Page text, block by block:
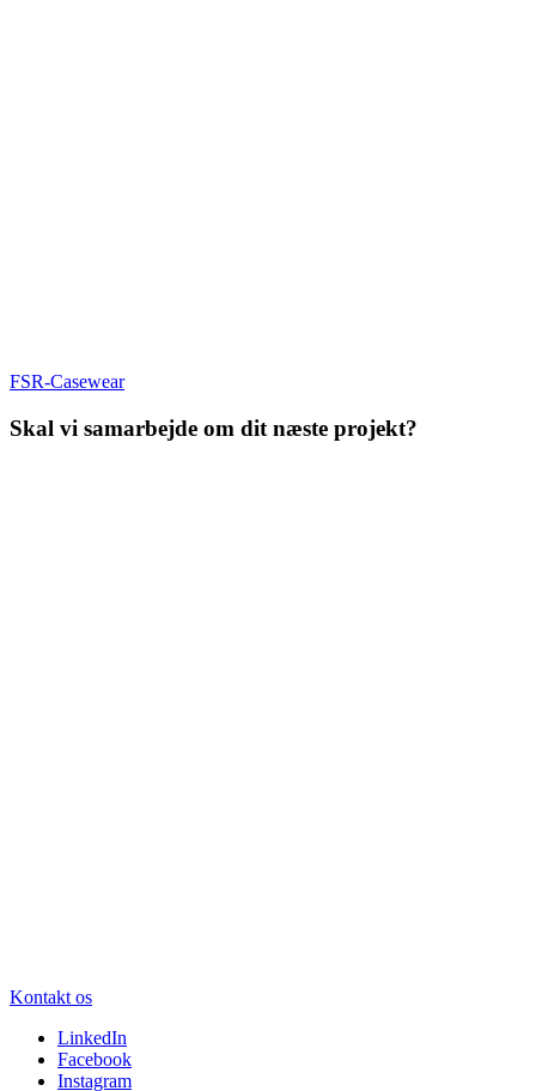
FSR-Casewear
Skal vi samarbejde om dit næste projekt?
Kontakt os
LinkedIn
Facebook
Instagram